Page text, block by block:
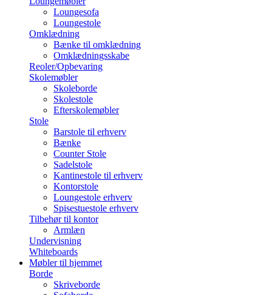
Loungesofa
Loungestole
Omklædning
Bænke til omklædning
Omklædningsskabe
Reoler/Opbevaring
Skolemøbler
Skoleborde
Skolestole
Efterskolemøbler
Stole
Barstole til erhverv
Bænke
Counter Stole
Sadelstole
Kantinestole til erhverv
Kontorstole
Loungestole erhverv
Spisestuestole erhverv
Tilbehør til kontor
Armlæn
Undervisning
Whiteboards
Møbler til hjemmet
Borde
Skriveborde